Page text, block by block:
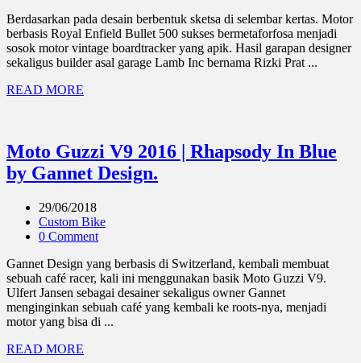
Berdasarkan pada desain berbentuk sketsa di selembar kertas. Motor
berbasis Royal Enfield Bullet 500 sukses bermetaforfosa menjadi
sosok motor vintage boardtracker yang apik. Hasil garapan designer
sekaligus builder asal garage Lamb Inc bernama Rizki Prat ...
READ MORE
Moto Guzzi V9 2016 | Rhapsody In Blue
by Gannet Design.
29/06/2018
Custom Bike
0 Comment
Gannet Design yang berbasis di Switzerland, kembali membuat
sebuah café racer, kali ini menggunakan basik Moto Guzzi V9.
Ulfert Jansen sebagai desainer sekaligus owner Gannet
menginginkan sebuah café yang kembali ke roots-nya, menjadi
motor yang bisa di ...
READ MORE